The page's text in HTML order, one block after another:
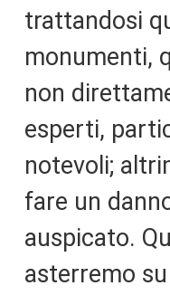
trattandosi
monumenti,
non
esperti,
notevoli;
fare un
auspicato.
asterremo